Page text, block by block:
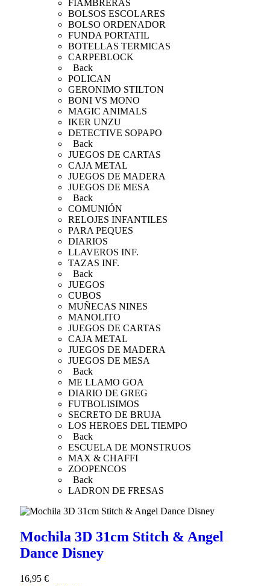
FIAMBRERAS
BOLSOS ESCOLARES
BOLSO ORDENADOR
FUNDA PORTATIL
BOTELLAS TERMICAS
CARPEBLOCK
Back
POLICAN
GERONIMO STILTON
BONI VS MONO
MAGIC ANIMALS
IKER UNZU
DETECTIVE SOPAPO
Back
JUEGOS DE CARTAS
CAJA METAL
JUEGOS DE MADERA
JUEGOS DE MESA
Back
COMUNIÓN
RELOJES INFANTILES
PARA PEQUES
DIARIOS
LLAVEROS INF.
TAZAS INF.
Back
JUEGOS
CUBOS
MUÑECAS NINES
MANOLITO
JUEGOS DE CARTAS
CAJA METAL
JUEGOS DE MADERA
JUEGOS DE MESA
Back
ME LLAMO GOA
DIARIO DE GREG
FUTBOLISIMOS
SECRETO DE BRUJA
LOS HEROES DEL TIEMPO
Back
ESCUELA DE MONSTRUOS
MAX & CHAFFI
ZOOPENCOS
Back
LADRON DE FRESAS
Mochila 3D 31cm Stitch & Angel
Dance Disney
16,95 €